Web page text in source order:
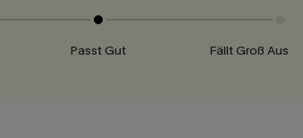
Passt Gut Fällt Groß Aus